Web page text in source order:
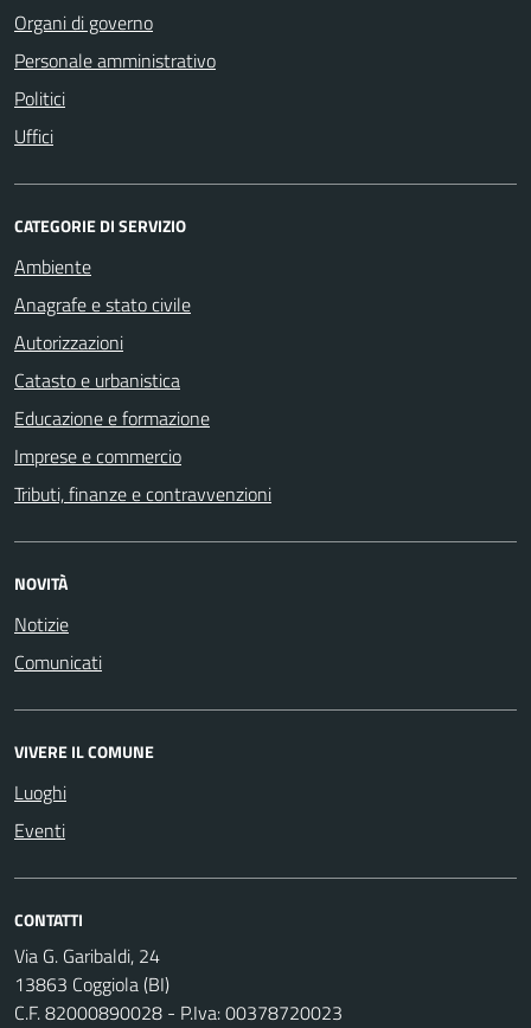
Organi di governo
Personale amministrativo
Politici
Uffici
CATEGORIE DI SERVIZIO
Ambiente
Anagrafe e stato civile
Autorizzazioni
Catasto e urbanistica
Educazione e formazione
Imprese e commercio
Tributi, finanze e contravvenzioni
NOVITÀ
Notizie
Comunicati
VIVERE IL COMUNE
Luoghi
Eventi
CONTATTI
Via G. Garibaldi, 24
13863 Coggiola (BI)
C.F. 82000890028 - P.Iva: 00378720023